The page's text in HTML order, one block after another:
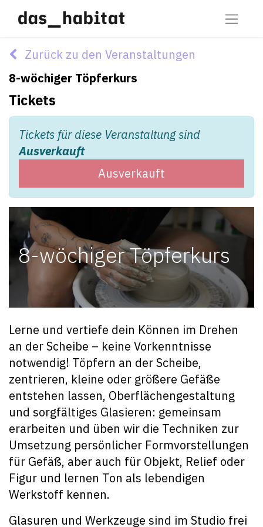
Zurück zu den Veranstaltungen
8-wöchiger Töpferkurs
Tickets
Tickets für diese Veranstaltung sind
Ausverkauft
Ausverkauft
8-wöchiger Töpferkurs
Lerne und vertiefe dein Können im Drehen
an der Scheibe – keine Vorkenntnisse
notwendig! Töpfern an der Scheibe,
zentrieren, kleine oder größere Gefäße
entstehen lassen, Oberflächengestaltung
und sorgfältiges Glasieren: gemeinsam
erarbeiten und üben wir die Techniken zur
Umsetzung persönlicher Formvorstellungen
für Gefäß, aber auch für Objekt, Relief oder
Figur und lernen Ton als lebendigen
Werkstoff kennen.
Glasuren und Werkzeuge sind im Studio frei